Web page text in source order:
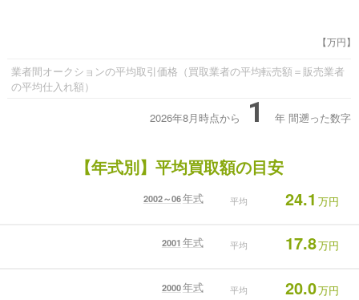
【万円】
業者間オークションの平均取引価格（買取業者の平均転売額＝販売業者
の平均仕入れ額）
2026年8月時点から 1 年 間遡った数字
【年式別】平均買取額の目安
2002～06年式 平均 24.1 万円
2001 年式 平均 17.8万円
2000年式 平均 20.0万円